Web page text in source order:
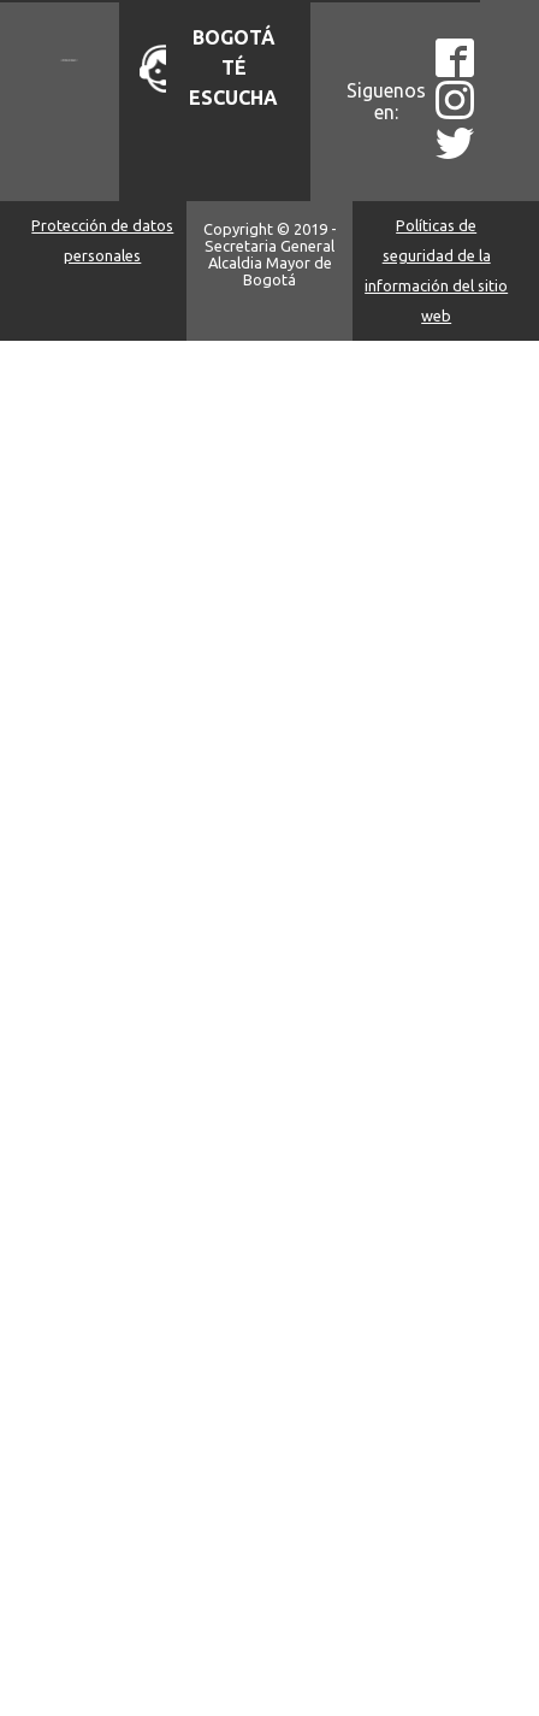
BOGOTÁ
TÉ
ESCUCHA
Siguenos
en:
Protección de datos
personales
Copyright © 2019 -
Secretaria General
Alcaldia Mayor de
Bogotá
Políticas de
seguridad de la
información del sitio
web